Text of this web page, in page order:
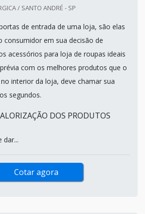
/ SANTO ANDRÉ - SP
de entrada de uma loja, são elas
consumidor em sua decisão de
acessórios para loja de roupas ideais
com os melhores produtos que o
interior da loja, deve chamar sua
segundos.
DOS PRODUTOS
dar...
Cotar agora